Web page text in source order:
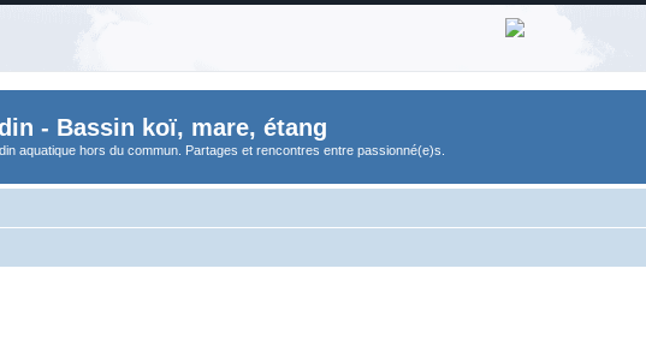
- Bassin koï, mare, étang
aquatique hors du commun. Partages et rencontres entre passionné(e)s.